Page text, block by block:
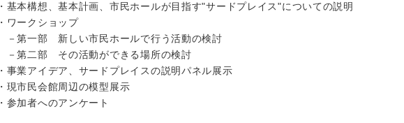
・基本構想、基本計画、市民ホールが目指す"サードプレイス"についての説明
・ワークショップ
－第一部 新しい市民ホールで行う活動の検討
－第二部 その活動ができる場所の検討
・事業アイデア、サードプレイスの説明パネル展示
・現市民会館周辺の模型展示
・参加者へのアンケート